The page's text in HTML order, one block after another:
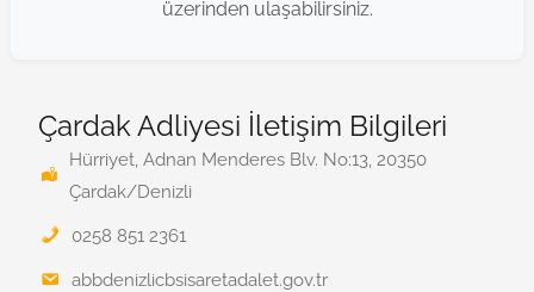
üzerinden ulaşabilirsiniz.
Çardak Adliyesi İletişim Bilgileri
Hürriyet, Adnan Menderes Blv. No:13, 20350
Çardak/Denizli
0258 851 2361
abbdenizlicbsisaretadalet.gov.tr